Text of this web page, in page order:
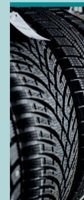
--
販売 ホイール 新入荷情報
< 前のページ
#ハリアー